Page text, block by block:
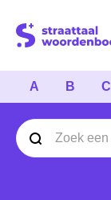
A B C